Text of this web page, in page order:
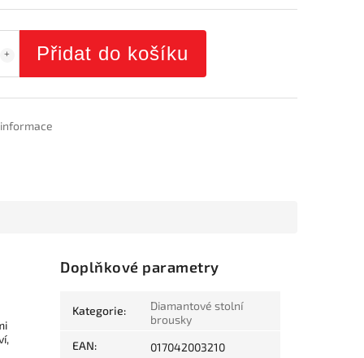
Přidat do košíku
Doplňkové parametry
Kategorie:
Diamantové stolní
brousky
EAN: 017042003210